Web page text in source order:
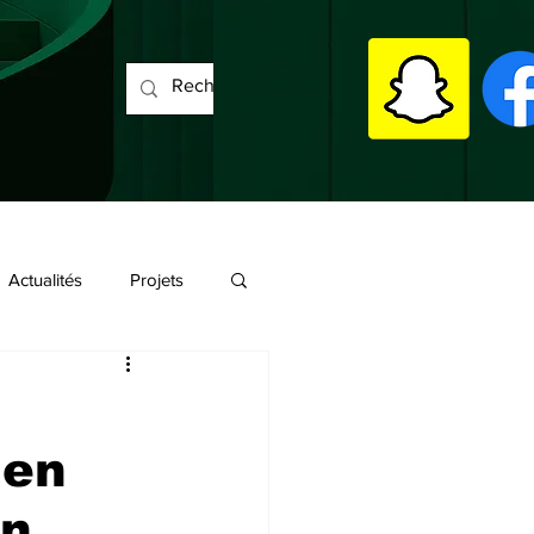
Actualités Projets